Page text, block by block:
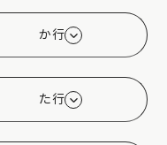
か行
た行